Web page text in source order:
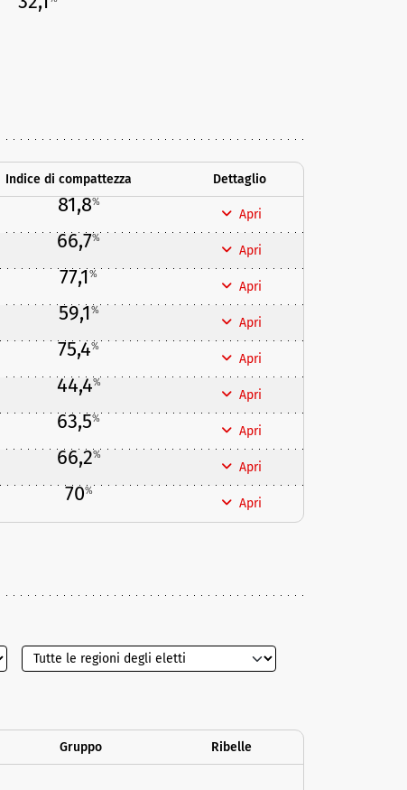
Indice di compattezza Dettaglio
81,8%
Apri
66,7%
Apri
77,1%
Apri
59,1%
Apri
75,4%
Apri
44,4%
Apri
63,5%
Apri
66,2%
Apri
70%
Apri
Gruppo Ribelle